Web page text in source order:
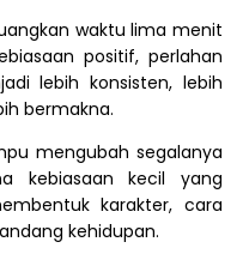
waktu lima menit
positif, perlahan
lebih konsisten, lebih
bermakna.
mengubah segalanya
kebiasaan kecil yang
karakter, cara
kehidupan.